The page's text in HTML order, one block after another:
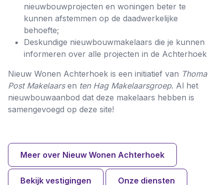
nieuwbouwprojecten en woningen beter te
kunnen afstemmen op de daadwerkelijke
behoefte;
Deskundige nieuwbouwmakelaars die je kunnen
informeren over alle projecten in de Achterhoek
Nieuw Wonen Achterhoek is een initiatief van Thoma
Post Makelaarsen ten Hag Makelaarsgroep. Al het
nieuwbouwaanbod dat deze makelaars hebben is
samengevoegd op deze site!
Meer over Nieuw Wonen Achterhoek
Bekijk vestigingen Onze diensten